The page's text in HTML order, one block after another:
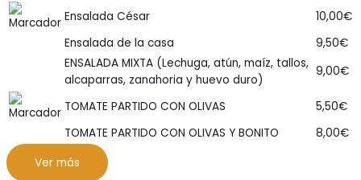
Ensalada César
10,00€
Ensalada de la casa
9,50€
ENSALADA MIXTA (Lechuga, atún, maíz, tallos,
alcaparras, zanahoria y huevo duro)
9,00€
TOMATE PARTIDO CON OLIVAS 5,50€
TOMATE PARTIDO CON OLIVAS Y BONITO
8,00€
Ver más